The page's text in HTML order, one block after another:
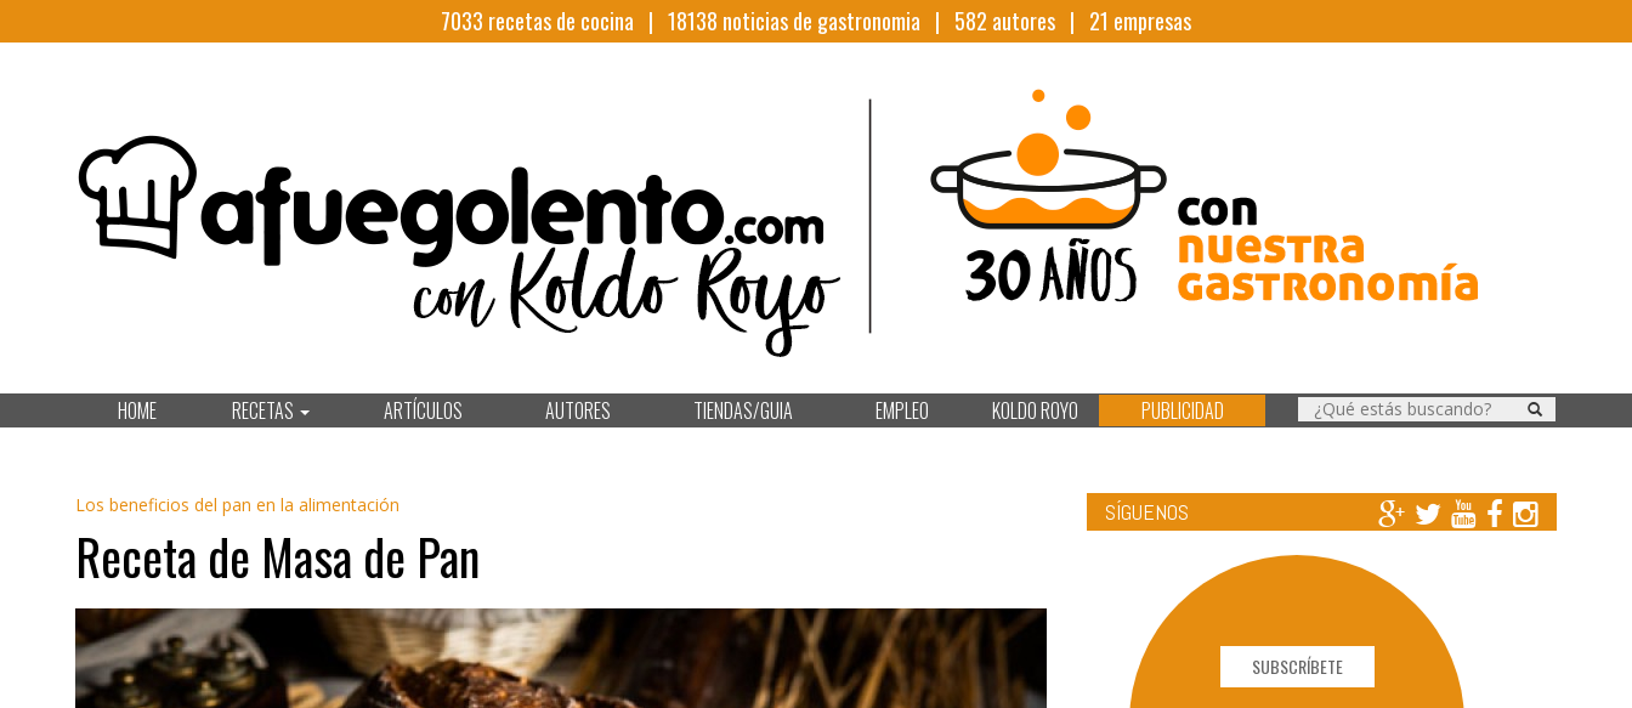
7033 recetas de cocina | 18138 noticias de gastronomia | 582 autores | 21 empresas
HOME RECETAS ARTÍCULOS AUTORES TIENDAS/GUIA EMPLEO KOLDO ROYO PUBLICIDAD
Los beneficios del pan en la alimentación
Receta de Masa de Pan
SÍGUENOS
SUBSCRÍBETE